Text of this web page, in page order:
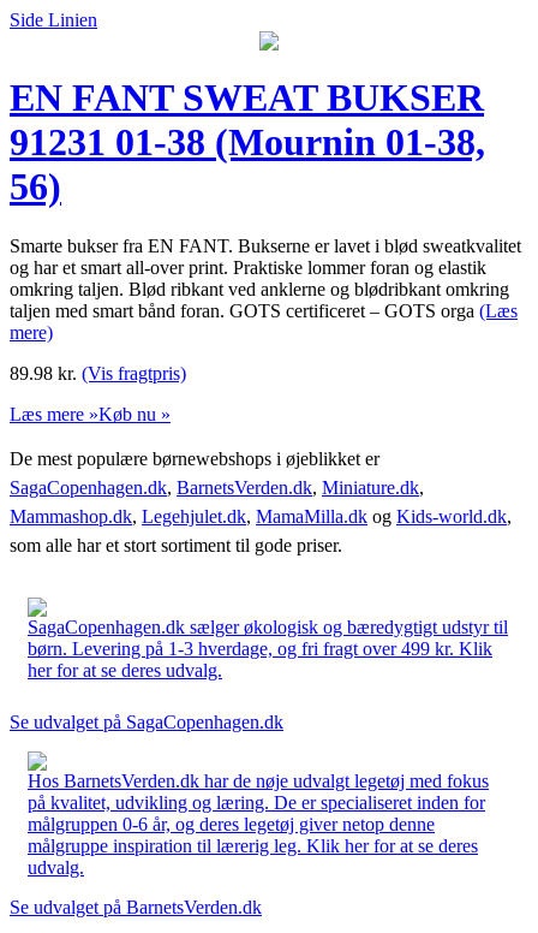
Side Linien
EN FANT SWEAT BUKSER
91231 01-38 (Mournin 01-38,
56)
Smarte bukser fra EN FANT. Bukserne er lavet i blød sweatkvalitet
og har et smart all-over print. Praktiske lommer foran og elastik
omkring taljen. Blød ribkant ved anklerne og blødribkant omkring
taljen med smart bånd foran. GOTS certificeret – GOTS orga (Læs
mere)
89.98 kr. (Vis fragtpris)
Læs mere »Køb nu »
De mest populære børnewebshops i øjeblikket er
SagaCopenhagen.dk, BarnetsVerden.dk, Miniature.dk,
Mammashop.dk, Legehjulet.dk, MamaMilla.dk og Kids-world.dk,
som alle har et stort sortiment til gode priser.
SagaCopenhagen.dk sælger økologisk og bæredygtigt udstyr til
børn. Levering på 1-3 hverdage, og fri fragt over 499 kr. Klik
her for at se deres udvalg.
Se udvalget på SagaCopenhagen.dk
Hos BarnetsVerden.dk har de nøje udvalgt legetøj med fokus
på kvalitet, udvikling og læring. De er specialiseret inden for
målgruppen 0-6 år, og deres legetøj giver netop denne
målgruppe inspiration til lærerig leg. Klik her for at se deres
udvalg.
Se udvalget på BarnetsVerden.dk